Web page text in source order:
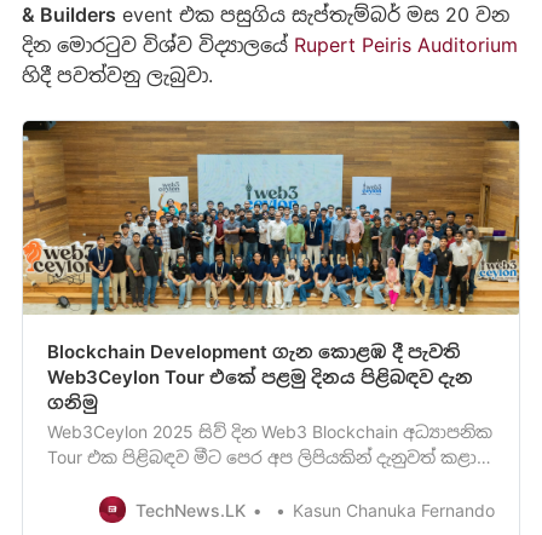
& Builders event එක පසුගිය සැප්තැම්බර් මස 20 වන
දින මොරටුව විශ්ව විද්‍යාලයේ Rupert Peiris Auditorium
හිදී පවත්වනු ලැබුවා.
Blockchain Development ගැ​න කොළඹ ​දී පැවති
Web3Ceylon Tour එකේ පළමු දිනය පිළිබඳව දැන
ගනි​මු
Web3Ceylon 2025 සිව් දින Web3 Blockchain අධ්‍යාපනික
Tour එක පිළිබඳව මීට පෙර අප ලිපියකින් දැනුවත් කළා
න Web3Ceylon 2025 - Web3 Blockchain
TechNews.LK Kasun Chanuka Fernando